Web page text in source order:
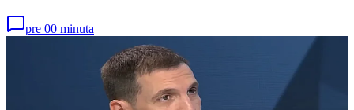
pre 00 minuta